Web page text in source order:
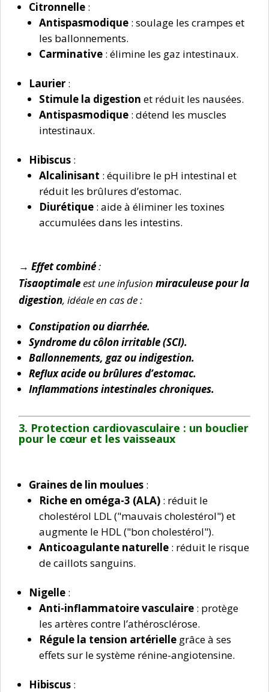
Citronnelle :
Antispasmodique : soulage les crampes et
les ballonnements.
Carminative : élimine les gaz intestinaux.
Laurier :
Stimule la digestion et réduit les nausées.
Antispasmodique : détend les muscles
intestinaux.
Hibiscus :
Alcalinisant : équilibre le pH intestinal et
réduit les brûlures d’estomac.
Diurétique : aide à éliminer les toxines
accumulées dans les intestins.
→ Effet combiné:
Tisaoptimaleest une infusion miraculeuse pour la
digestion, idéale en cas de :
Constipation ou diarrhée.
Syndrome du côlon irritable (SCI).
Ballonnements, gaz ou indigestion.
Reflux acide ou brûlures d’estomac.
Inflammations intestinales chroniques.
3. Protection cardiovasculaire : un bouclier
pour le cœur et les vaisseaux
Graines de lin moulues :
Riche en oméga-3 (ALA) : réduit le
cholestérol LDL ("mauvais cholestérol") et
augmente le HDL ("bon cholestérol").
Anticoagulante naturelle : réduit le risque
de caillots sanguins.
Nigelle :
Anti-inflammatoire vasculaire : protège
les artères contre l’athérosclérose.
Régule la tension artérielle grâce à ses
effets sur le système rénine-angiotensine.
Hibiscus :